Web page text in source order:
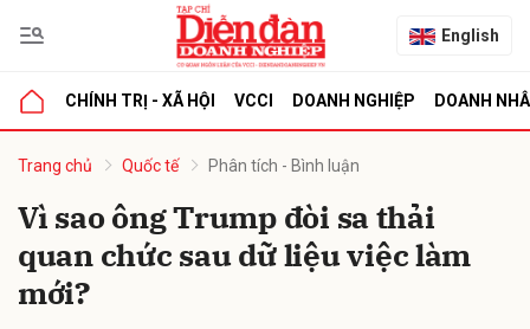
English
CHÍNH TRỊ - XÃ HỘI VCCI DOANH NGHIỆP DOANH
Trang chủ Quốc tế Phân tích - Bình luận
Vì sao ông Trump đòi sa thải
quan chức sau dữ liệu việc làm
mới?
luận